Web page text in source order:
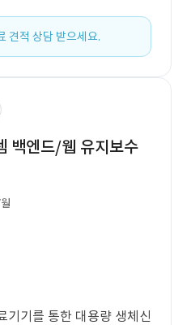
견적 상담 받으세요.
백엔드/웹 유지보수
기기를 통한 대용량 생체신